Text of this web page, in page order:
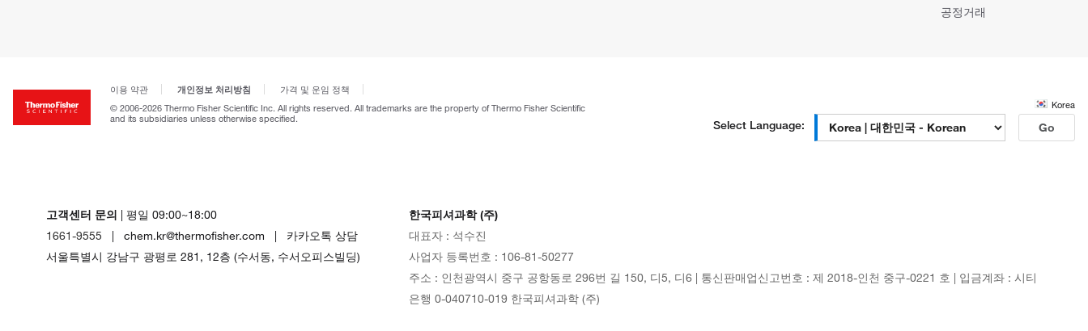
공정거래
이용 약관 개인정보 처리방침
가격 및 운임 정책
© 2006-2026 Thermo Fisher Scientific Inc. All rights reserved. All trademarks are the property of Thermo Fisher Scientific
and its subsidiaries unless otherwise specified.
Korea
Select Language: Go
고객센터 문의 | 평일 09:00~18:00
1661-9555 | chem.kr@thermofisher.com | 카카오톡 상담
서울특별시 강남구 광평로 281, 12층 (수서동, 수서오피스빌딩)
한국피셔과학 (주)
대표자 : 석수진
사업자 등록번호 : 106-81-50277
주소 : 인천광역시 중구 공항동로 296번 길 150, 디5, 디6 | 통신판매업신고번호 : 제 2018-인천 중구-0221 호 | 입금계좌 : 시티
은행 0-040710-019 한국피셔과학 (주)